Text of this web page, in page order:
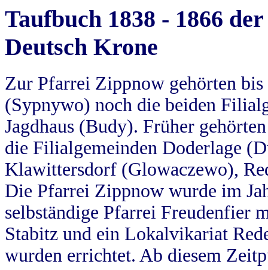
Taufbuch 1838 - 1866
Deutsch Krone
Zur Pfarrei Zippnow gehörten
(Sypnywo) noch die beiden
Jagdhaus (Budy). Früher
die Filialgemeinden Doderlage
Klawittersdorf (Glowaczewo),
Die Pfarrei Zippnow wurde im
selbständige Pfarrei Freudenfier
Stabitz und ein Lokalvikariat
wurden errichtet. Ab diesem